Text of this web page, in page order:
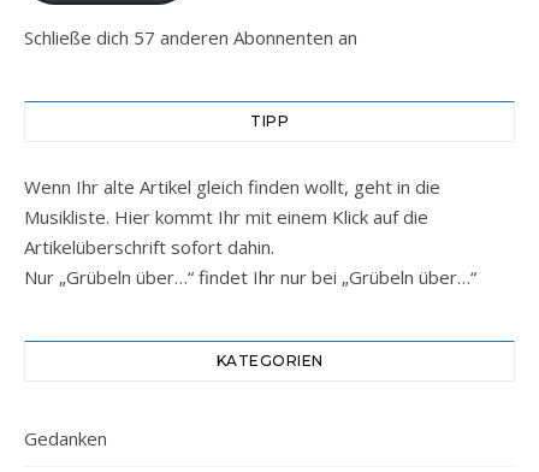
Schließe dich 57 anderen Abonnenten an
TIPP
Wenn Ihr alte Artikel gleich finden wollt, geht in die
Musikliste. Hier kommt Ihr mit einem Klick auf die
Artikelüberschrift sofort dahin.
Nur „Grübeln über…“ findet Ihr nur bei „Grübeln über…“
KATEGORIEN
Gedanken